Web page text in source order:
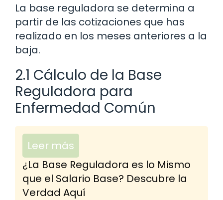
La base reguladora se determina a
partir de las cotizaciones que has
realizado en los meses anteriores a la
baja.
2.1 Cálculo de la Base
Reguladora para
Enfermedad Común
Leer más
¿La Base Reguladora es lo Mismo
que el Salario Base? Descubre la
Verdad Aquí